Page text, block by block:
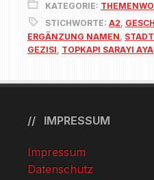
KATEGORIE:
STICHWORTE: A2,
ERGÄNZUNG NAMEN,
GEZISI, TOPKAPI SARAYI
IMPRESSUM
Impressum
Datenschutz